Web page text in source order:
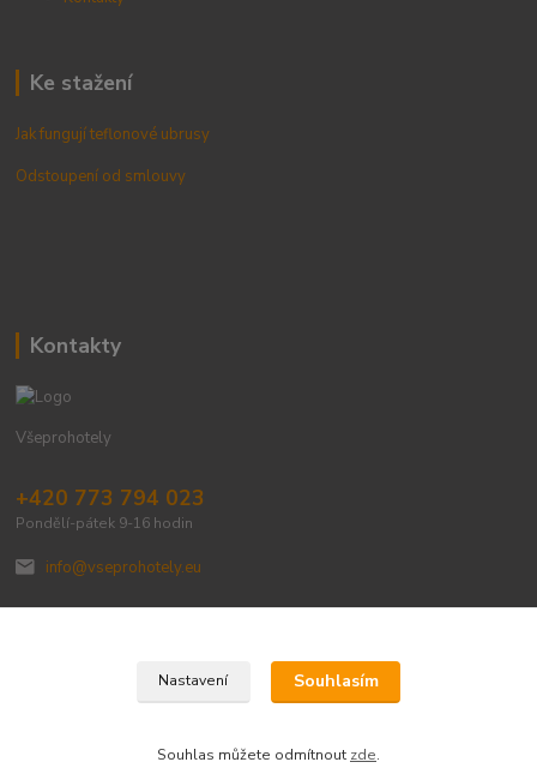
Ke stažení
Jak fungují teflonové ubrusy
Odstoupení od smlouvy
Kontakty
Všeprohotely
+420 773 794 023
Pondělí-pátek 9-16 hodin
info@vseprohotely.eu
Upravit sběr cookies.
Nastavení Souhlasím
Souhlas můžete odmítnout zde.